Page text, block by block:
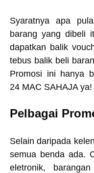
Syaratnya apa
barang yang dibeli
dapatkan balik
tebus balik beli
Promosi ini hanya
24 MAC SAHAJA ya!
Pelbagai
Selain daripada
semua benda ada.
eletronik,